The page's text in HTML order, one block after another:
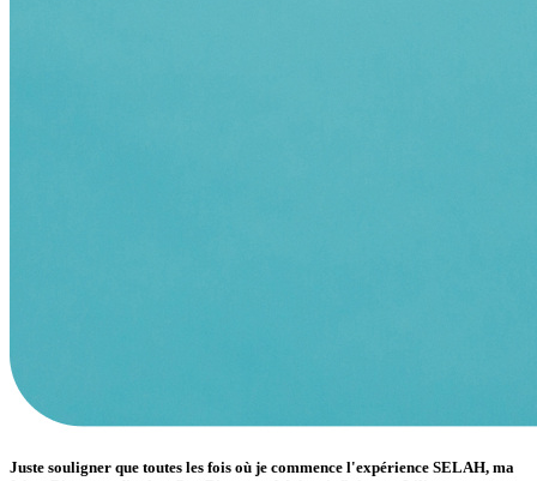
Juste souligner que toutes les fois où je commence l'expérience SELAH, ma